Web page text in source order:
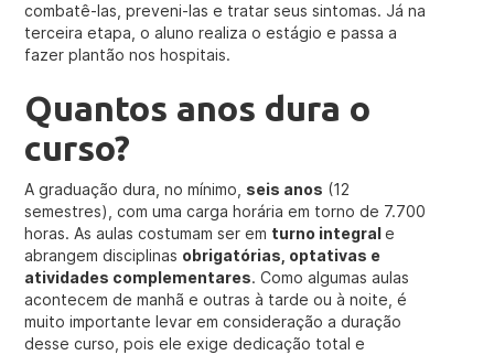
combatê-las, preveni-las e tratar seus sintomas. Já na
terceira etapa, o aluno realiza o estágio e passa a
fazer plantão nos hospitais.
Quantos anos dura o
curso?
A graduação dura, no mínimo, seis anos (12
semestres), com uma carga horária em torno de 7.700
horas. As aulas costumam ser em turno integrale
abrangem disciplinas obrigatórias, optativas e
atividades complementares. Como algumas aulas
acontecem de manhã e outras à tarde ou à noite, é
muito importante levar em consideração a duração
desse curso, pois ele exige dedicação total e